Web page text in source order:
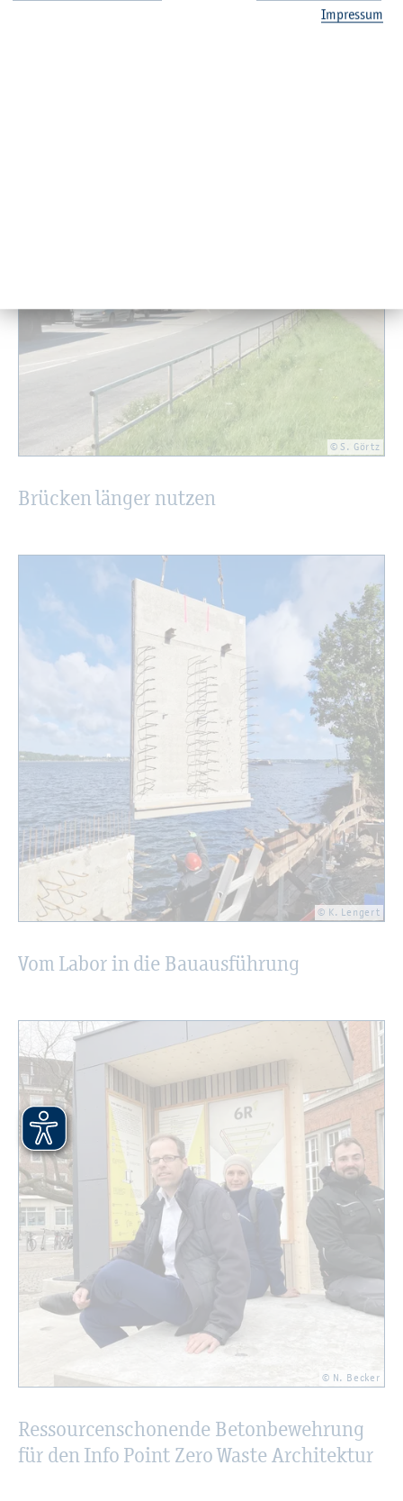
© S. Görtz
Brü­cken län­ger nut­zen
© K. Len­gert
Vom Labor in die Bau­aus­füh­rung
© N. Be­cker
Res­sour­cen­scho­nen­de Be­ton­be­weh­rung
für den Info Point Zero Waste Ar­chi­tek­tur
Im­pres­sum